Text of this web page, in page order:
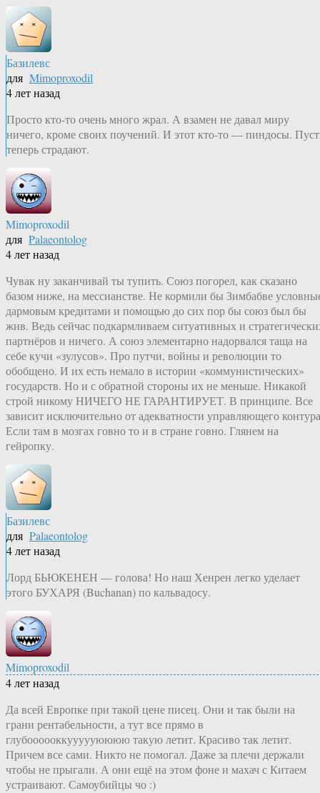
Базилевс
для Mimoproxodil
4 лет назад
Просто кто-то очень много жрал. А взамен не давал миру
ничего, кроме своих поучений. И этот кто-то — пиндосы.
теперь страдают.
Mimoproxodil
для Palaeontolog
4 лет назад
Чувак ну заканчивай ты тупить. Союз погорел, как сказано
базом ниже, на мессианстве. Не кормили бы Зимбабве
дармовым кредитами и помощью до сих пор бы союз был бы
жив. Ведь сейчас подкармливаем ситуативных и
партнёров и ничего. А союз элементарно надорвался таща на
себе кучи «зулусов». Про путчи, войны и революции то
обобщено. И их есть немало в истории «коммунистических»
государств. Но и с обратной стороны их не меньше. Никакой
строй никому НИЧЕГО НЕ ГАРАНТИРУЕТ. В принципе. Все
зависит исключительно от адекватности управляющего
Если там в мозгах говно то и в стране говно. Глянем на
гейропку.
Базилевс
для Palaeontolog
4 лет назад
Лорд БЬЮКЕНЕН — голова! Но наш Хенрен легко уделает
этого БУХАРЯ (Buchanan) по кальвадосу.
Mimoproxodil
4 лет назад
Да всей Европке при такой цене писец. Они и так были на
грани рентабельности, а тут все прямо в
глубоооооккуууууюююю такую летит. Красиво так летит.
Причем все сами. Никто не помогал. Даже за плечи держали
чтобы не прыгали. А они ещё на этом фоне и махач с Китаем
устраивают. Самоубийцы чо :)